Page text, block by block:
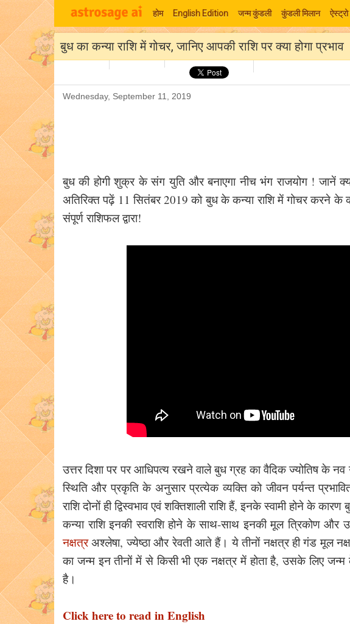
होम English Edition जन्म कुंडली कुंडली मिलान
बुध का कन्या राशि में गोचर, जानिए आपकी राशि पर क्या होगा प्रभाव
Wednesday, September 11, 2019
बुध की होगी शुक्र के संग युति और बनाएगा नीच भंग राजयोग ! जानें
अतिरिक्त पढ़ें 11 सितंबर 2019 को बुध के कन्या राशि में गोचर करने के
संपूर्ण राशिफल द्वारा!
उत्तर दिशा पर पर आधिपत्य रखने वाले बुध ग्रह का वैदिक ज्योतिष के
स्थिति और प्रकृति के अनुसार प्रत्येक व्यक्ति को जीवन पर्यन्त
राशि दोनों ही द्विस्वभाव एवं शक्तिशाली राशि हैं, इनके स्वामी होने के
कन्या राशि इनकी स्वराशि होने के साथ-साथ इनकी मूल त्रिकोण और
नक्षत्रअश्लेषा, ज्येष्ठा और रेवती आते हैं। ये तीनों नक्षत्र ही गंड मूल
का जन्म इन तीनों में से किसी भी एक नक्षत्र में होता है, उसके लिए
है।
Click here to read in English